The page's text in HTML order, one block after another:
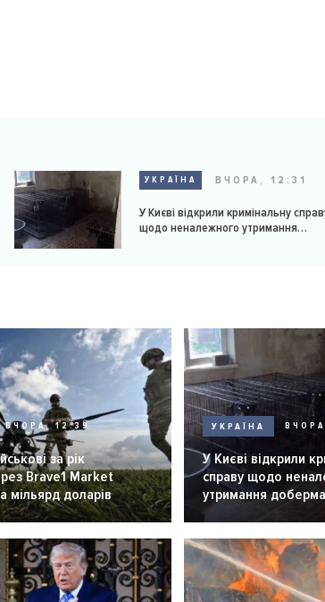
УКРАЇНА ВЧОРА, 12:31
У Києві відкрили кримінальну
щодо неналежного утримання
ВЧОРА, 12:39
за рік
Brave1 Market
мільярд доларів
УКРАЇНА
У Києві відкрили
справу щодо
утримання
розпліднику